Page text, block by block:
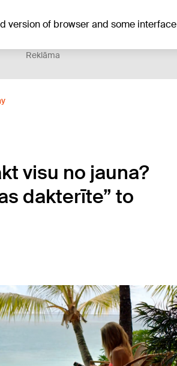
version of browser and some
Reklāma
visu no jauna?
dakterīte” to